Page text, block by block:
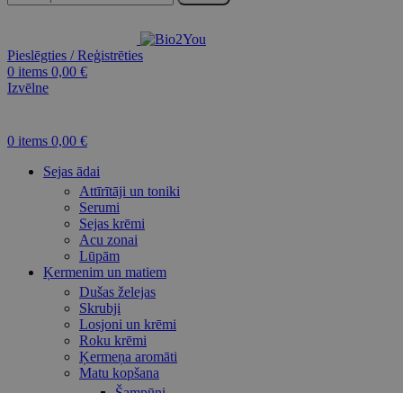
Pieslēgties / Reģistrēties
0 items 0,00 €
Izvēlne
0 items 0,00 €
Sejas ādai
Attīrītāji un toniki
Serumi
Sejas krēmi
Acu zonai
Lūpām
Ķermenim un matiem
Dušas želejas
Skrubji
Losjoni un krēmi
Roku krēmi
Ķermeņa aromāti
Matu kopšana